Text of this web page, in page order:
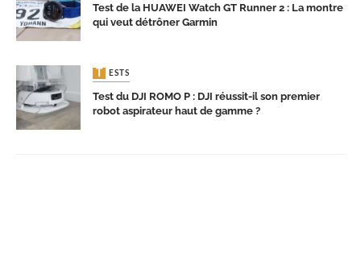
Test de la HUAWEI Watch GT Runner 2 : La montre
qui veut détrôner Garmin
TESTS
Test du DJI ROMO P : DJI réussit-il son premier
robot aspirateur haut de gamme ?